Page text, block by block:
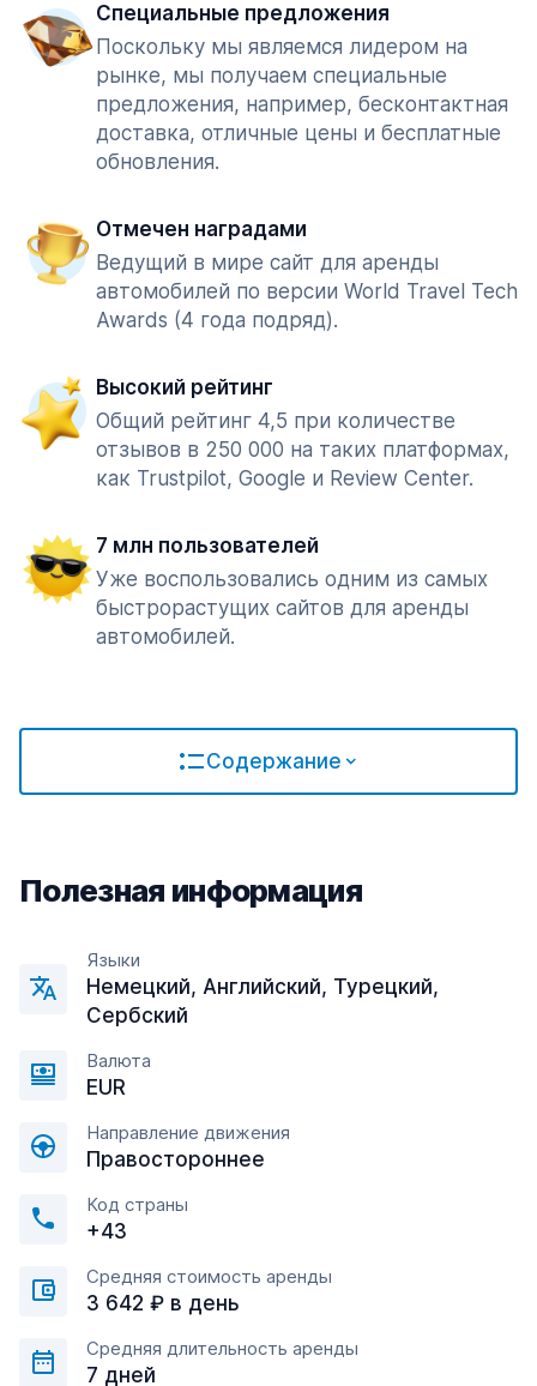
Специальные предложения
Поскольку мы являемся лидером на
рынке, мы получаем специальные
предложения, например, бесконтактная
доставка, отличные цены и бесплатные
обновления.
Отмечен наградами
Ведущий в мире сайт для аренды
автомобилей по версии World Travel Tech
Awards (4 года подряд).
Высокий рейтинг
Общий рейтинг 4,5 при количестве
отзывов в 250 000 на таких платформах,
как Trustpilot, Google и Review Center.
7 млн пользователей
Уже воспользовались одним из самых
быстрорастущих сайтов для аренды
автомобилей.
Содержание
Полезная информация
Языки
Немецкий, Английский, Турецкий,
Сербский
Валюта
EUR
Направление движения
Правостороннее
Код страны
+43
Средняя стоимость аренды
3 642 ₽ в день
Средняя длительность аренды
7 дней